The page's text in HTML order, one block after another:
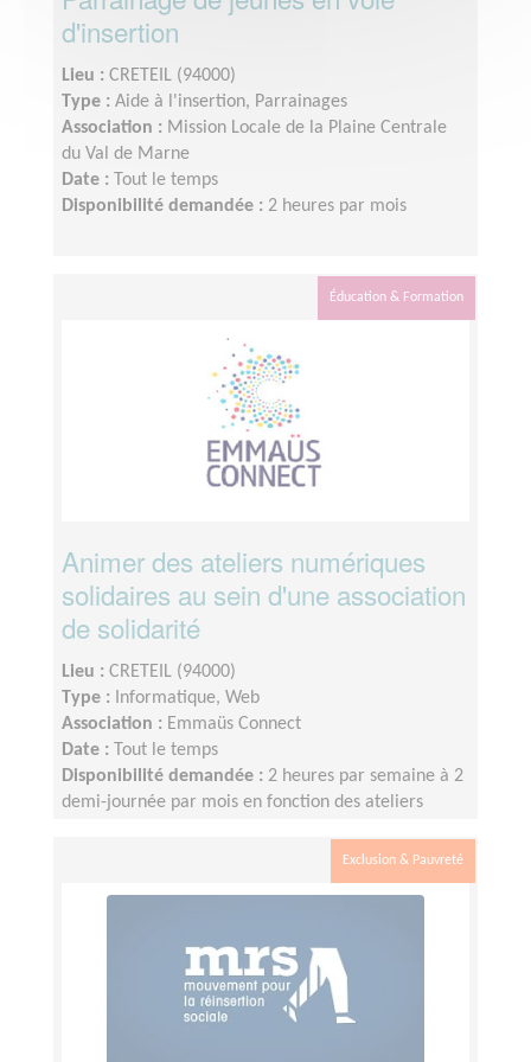
d'insertion
Lieu : CRETEIL (94000)
Type : Aide à l'insertion, Parrainages
Association : Mission Locale de la Plaine Centrale
du Val de Marne
Date :
Tout le temps
Disponibilité demandée : 2 heures par mois
Éducation & Formation
Animer des ateliers numériques
solidaires au sein d'une association
de solidarité
Lieu : CRETEIL (94000)
Type :
Informatique, Web
Association : Emmaüs Connect
Date :
Tout le temps
Disponibilité demandée : 2 heures par semaine à 2
demi-journée par mois en fonction des ateliers
Exclusion & Pauvreté